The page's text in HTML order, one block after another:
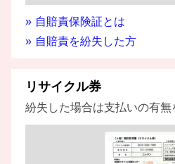
自賠責保険証とは
自賠責を紛失した方
リサイクル券
紛失した場合は支払いの有